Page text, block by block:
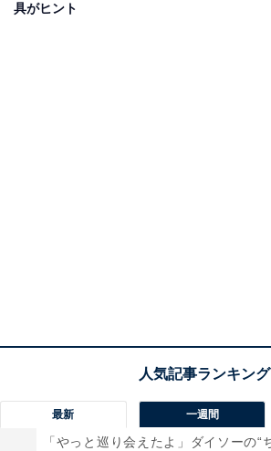
具がヒント
最新 一週間
「やっと巡り会えたよ」ダイソーの“